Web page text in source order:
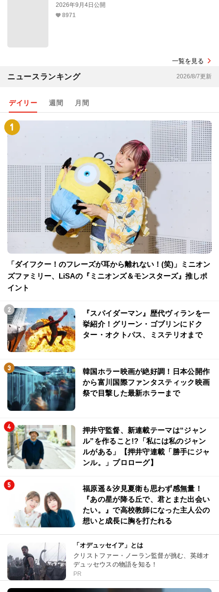
2026年9月4日公開
8971
一覧を見る
ニュースランキング 2026/8/7更新
デイリー 週間 月間
「ダイフクー！のフレーズが耳から離れない！(笑)」ミニオン
ズファミリー、LiSAの『ミニオンズ＆モンスターズ』推しポ
イント
『スパイダーマン』歴代ヴィランを一
挙紹介！グリーン・ゴブリンにドク
ター・オクトパス、ミステリオまで
韓国ホラー映画が絶好調！日本公開作
から富川国際ファンタスティック映画
祭で目撃した最新ホラーまで
押井守監督、新連載テーマは“ジャン
ル”を作ること!?「私には私のジャン
ルがある」【押井守連載「勝手にジャ
ンル。」プロローグ】
福原遥＆汐見夏衛も思わず感無量！
『あの星が降る丘で、君とまた出会い
たい。』で高校教師になった主人公の
想いと成長に胸を打たれる
「オデュッセイア」とは
クリストファー・ノーラン監督が挑む、英雄オ
デュッセウスの物語を知る！
PR